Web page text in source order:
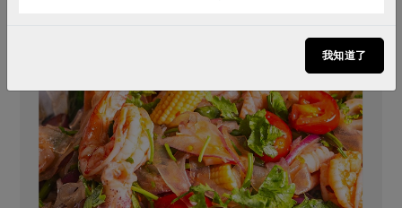
我知道了